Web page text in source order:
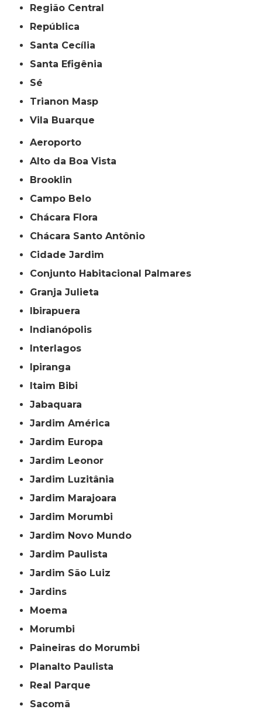
Região Central
República
Santa Cecília
Santa Efigênia
Sé
Trianon Masp
Vila Buarque
Aeroporto
Alto da Boa Vista
Brooklin
Campo Belo
Chácara Flora
Chácara Santo Antônio
Cidade Jardim
Conjunto Habitacional Palmares
Granja Julieta
Ibirapuera
Indianópolis
Interlagos
Ipiranga
Itaim Bibi
Jabaquara
Jardim América
Jardim Europa
Jardim Leonor
Jardim Luzitânia
Jardim Marajoara
Jardim Morumbi
Jardim Novo Mundo
Jardim Paulista
Jardim São Luiz
Jardins
Moema
Morumbi
Paineiras do Morumbi
Planalto Paulista
Real Parque
Sacomã